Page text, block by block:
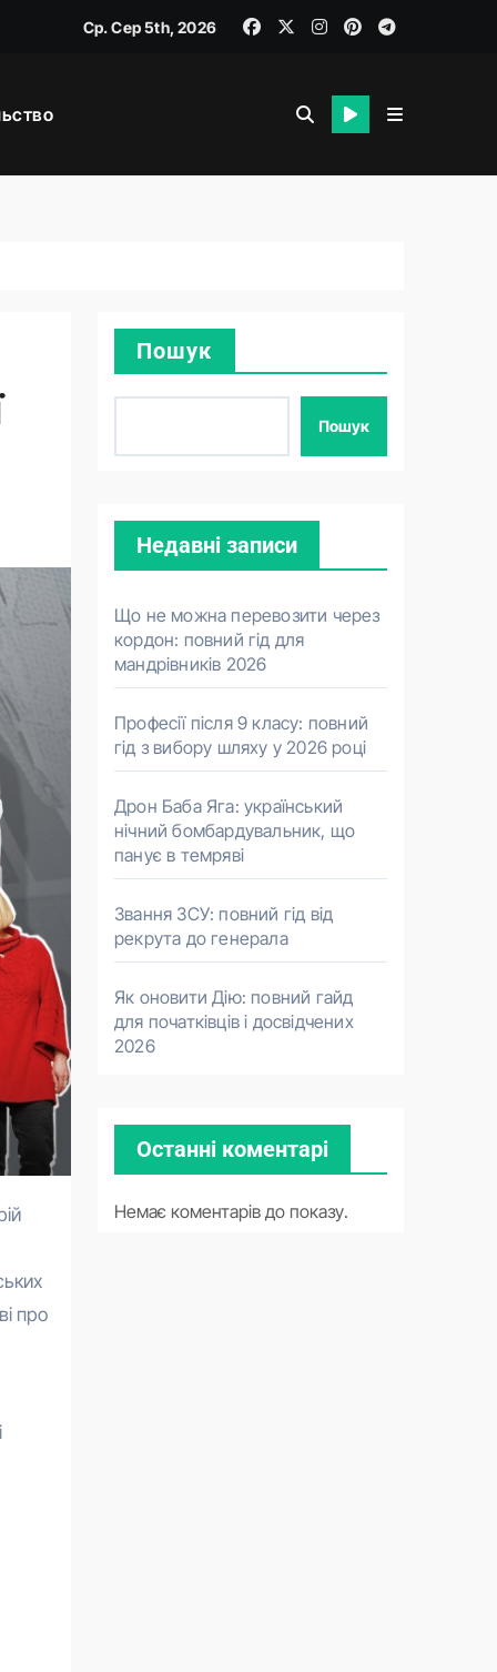
Ср. Сер 5th, 2026
про
Пошук
Пошук
Недавні записи
Що не можна перевозити через
кордон: повний гід для
мандрівників 2026
Професії після 9 класу: повний
гід з вибору шляху у 2026 році
Дрон Баба Яга: український
нічний бомбардувальник, що
панує в темряві
Звання ЗСУ: повний гід від
рекрута до генерала
Як оновити Дію: повний гайд
для початківців і досвідчених
2026
Останні коментарі
Немає коментарів до показу.